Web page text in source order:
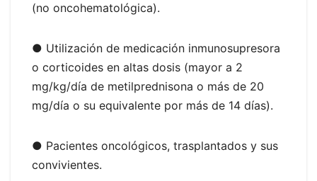
(no oncohematológica).
● Utilización de medicación inmunosupresora
o corticoides en altas dosis (mayor a 2
mg/kg/día de metilprednisona o más de 20
mg/día o su equivalente por más de 14 días).
● Pacientes oncológicos, trasplantados y sus
convivientes.